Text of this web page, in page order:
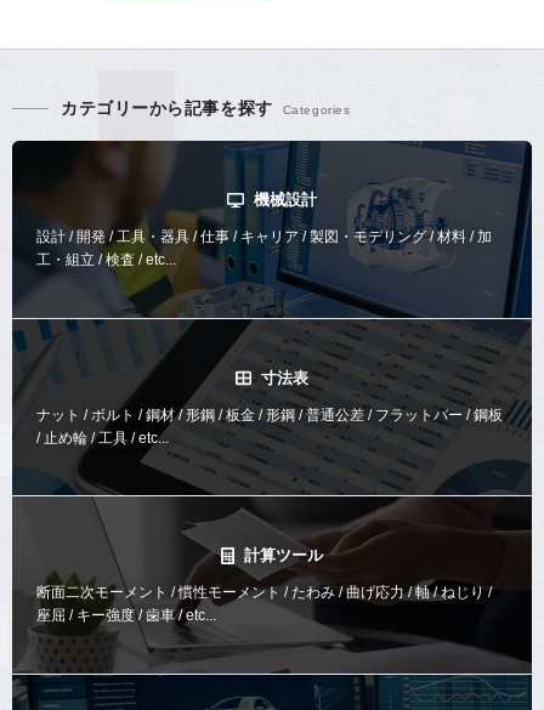
カテゴリーから記事を探す
機械設計
設計 / 開発 / 工具・器具 / 仕事 / キャリア / 製図・モデリング / 材料 / 加
工・組立 / 検査 / etc...
寸法表
ナット / ボルト / 鋼材 / 形鋼 / 板金 / 形鋼 / 普通公差 / フラットバー / 鋼板
/ 止め輪 / 工具 / etc...
計算ツール
断面二次モーメント / 慣性モーメント / たわみ / 曲げ応力 / 軸 / ねじり /
座屈 / キー強度 / 歯車 / etc...